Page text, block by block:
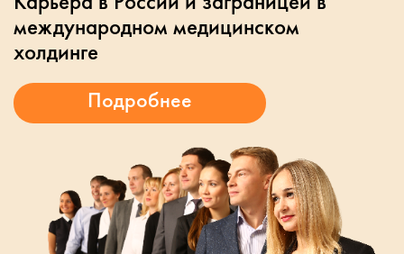
международном медицинском
холдинге